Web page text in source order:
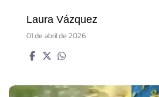
Laura Vázquez
01 de abril de 2026